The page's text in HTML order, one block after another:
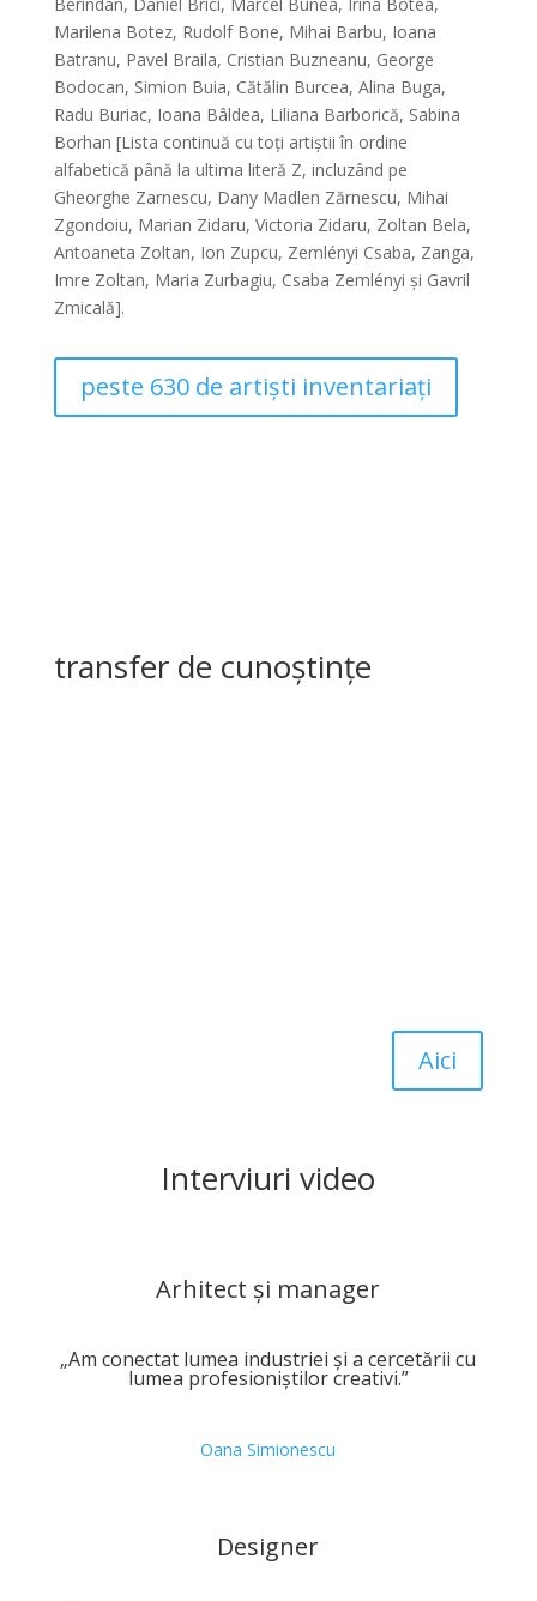
Marilena Botez, Rudolf Bone, Mihai Barbu, Ioana
Batranu, Pavel Braila, Cristian Buzneanu, George
Bodocan, Simion Buia, Cătălin Burcea, Alina Buga,
Radu Buriac, Ioana Bâldea, Liliana Barborică, Sabina
Borhan [Lista continuă cu toți artiștii în ordine
alfabetică până la ultima literă Z, incluzând pe
Gheorghe Zarnescu, Dany Madlen Zărnescu, Mihai
Zgondoiu, Marian Zidaru, Victoria Zidaru, Zoltan Bela,
Antoaneta Zoltan, Ion Zupcu, Zemlényi Csaba, Zanga,
Imre Zoltan, Maria Zurbagiu, Csaba Zemlényi și Gavril
Zmicală].
peste 630 de artiști inventariați
transfer de cunoștințe
Aici
Interviuri video
Arhitect și manager
„Am conectat lumea industriei și a cercetării cu
lumea profesioniștilor creativi.”
Oana Simionescu
Designer